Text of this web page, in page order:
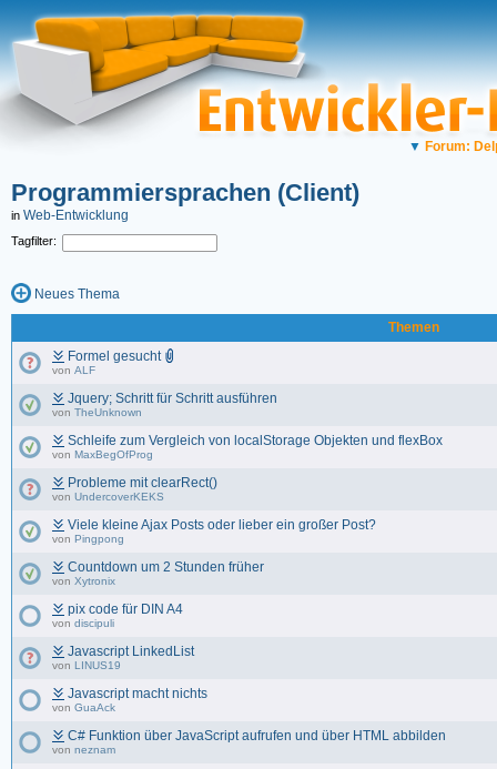
▼ Forum:
Programmiersprachen (Client)
in Web-Entwicklung
Tagfilter:
Neues Thema
Themen
Formel gesucht
von ALF
Jquery; Schritt für Schritt ausführen
von TheUnknown
Schleife zum Vergleich von localStorage Objekten und flexBox
von MaxBegOfProg
Probleme mit clearRect()
von UndercoverKEKS
Viele kleine Ajax Posts oder lieber ein großer Post?
von Pingpong
Countdown um 2 Stunden früher
von Xytronix
pix code für DIN A4
von discipuli
Javascript LinkedList
von LINUS19
Javascript macht nichts
von GuaAck
C# Funktion über JavaScript aufrufen und über HTML abbilden
von neznam